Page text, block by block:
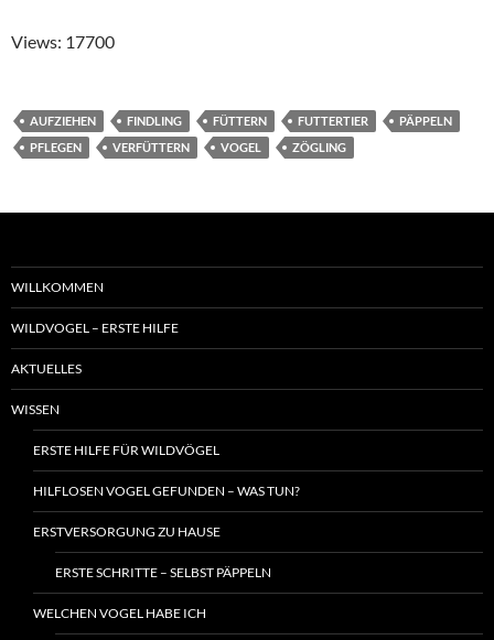
Views: 17700
AUFZIEHEN FINDLING FÜTTERN FUTTERTIER
PÄPPELN
PFLEGEN
VERFÜTTERN VOGEL ZÖGLING
WILLKOMMEN
WILDVOGEL – ERSTE HILFE
AKTUELLES
WISSEN
ERSTE HILFE FÜR WILDVÖGEL
HILFLOSEN VOGEL GEFUNDEN – WAS TUN?
ERSTVERSORGUNG ZU HAUSE
ERSTE SCHRITTE – SELBST PÄPPELN
WELCHEN VOGEL HABE ICH